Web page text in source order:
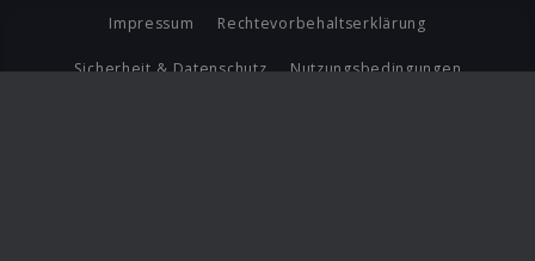
Impressum Rechtevorbehaltserklärung
Sicherheit & Datenschutz Nutzungsbedingungen